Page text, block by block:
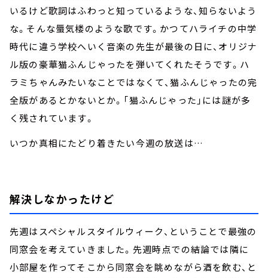
いるけど歌詞はふわっと知っているような、知らないよう
な。そんな蜃気楼のような歌です。かつてハライチの中学
時代に違う学校へいく音楽の先生が最後の日に、オリジナ
ル版の豪華猫ふんじゃったを弾いてくれたそうです。ハ
ラミちゃんみたいなことではなくて、猫ふんじゃったの完
全版があるとかないとか。「猫ふんじゃった」には謎が多
く残されています。
いつか真相にたどり着きたい今週の放送は…
解決しなかったけど
先週はスペシャルスタイルウィーク、ということで最強の
同窓会を考えていきました。先週時点での結論では隣に
小部屋を作ってそこから同窓会を眺めながら酒を飲む、と